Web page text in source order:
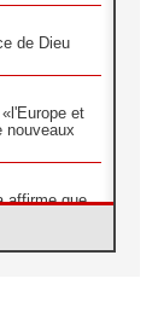
de Dieu
et
nouveaux
affirme que